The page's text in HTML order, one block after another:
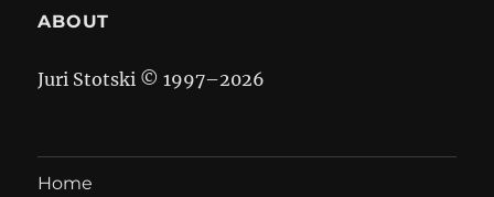
ABOUT
Juri Stotski © 1997–2026
Home